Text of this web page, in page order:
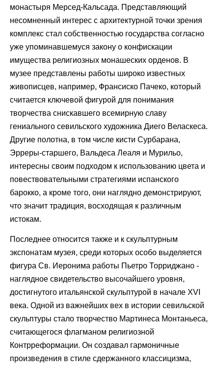
монастыря Мерсед-Кальсада. Представляющий
несомненный интерес с архитектурной точки зрения
комплекс стал собственностью государства согласно
уже упоминавшемуся закону о конфискации
имущества религиозных монашеских орденов. В
музее представлены работы широко известных
живописцев, например, Франсиско Пачеко, который
считается ключевой фигурой для понимания
творчества снискавшего всемирную славу
гениального севильского художника Диего Веласкеса.
Другие полотна, в том числе кисти Сурбарана,
Эрреры-старшего, Вальдеса Леаля и Мурильо,
интересны своим подходом к использованию цвета и
повествовательными стратегиями испанского
барокко, а кроме того, они наглядно демонстрируют,
что значит традиция, восходящая к различным
истокам.
Последнее относится также и к скульптурным
экспонатам музея, среди которых особо выделяется
фигура Св. Иеронима работы Пьетро Торриджано -
наглядное свидетельство высочайшего уровня,
достигнутого итальянской скульптурой в начале XVI
века. Одной из важнейших вех в истории севильской
скульптуры стало творчество Мартинеса Монтаньеса,
считающегося флагманом религиозной
Контрреформации. Он создавал гармоничные
произведения в стиле сдержанного классицизма,